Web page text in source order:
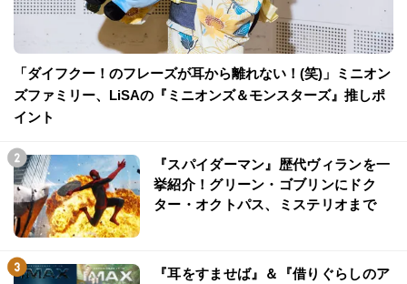
「ダイフクー！のフレーズが耳から離れない！(笑)」ミニオン
ズファミリー、LiSAの『ミニオンズ＆モンスターズ』推しポ
イント
『スパイダーマン』歴代ヴィランを一
挙紹介！グリーン・ゴブリンにドク
ター・オクトパス、ミステリオまで
『耳をすませば』＆『借りぐらしのア